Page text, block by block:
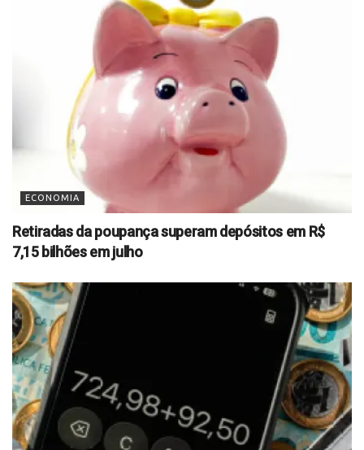
ECONOMIA
Retiradas da poupança superam depósitos em R$
7,15 bilhões em julho